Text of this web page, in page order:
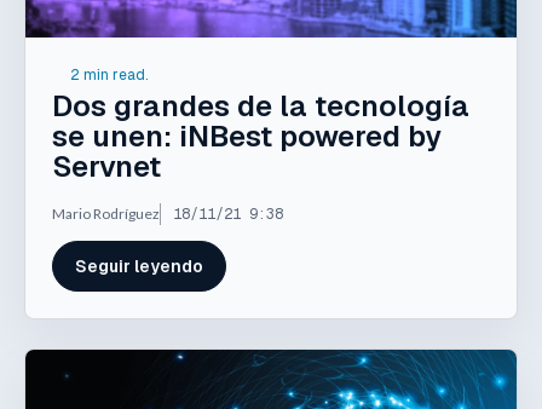
2 min read.
Dos grandes de la tecnología
se unen: iNBest powered by
Servnet
Mario Rodríguez 18/11/21 9:38
Seguir leyendo